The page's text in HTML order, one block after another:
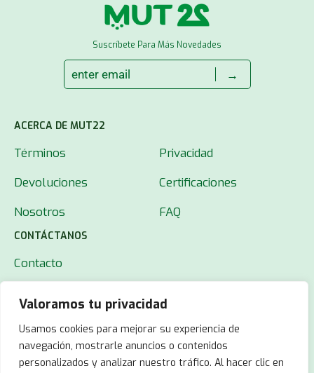
Valoramos tu privacidad
Usamos cookies para mejorar su experiencia de
navegación, mostrarle anuncios o contenidos
personalizados y analizar nuestro tráfico. Al hacer clic en
Suscríbete Para Más Novedades
→
ACERCA DE MUT22
Términos
Privacidad
Devoluciones
Certificaciones
Nosotros
FAQ
CONTÁCTANOS
Contacto